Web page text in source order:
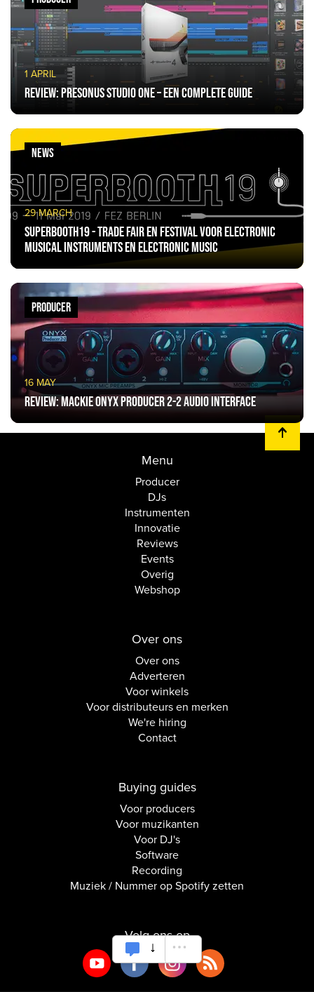
1 APRIL
Review: PreSonus Studio One – een complete guide
29 MARCH
SuperBooth19 - Trade fair en festival voor electronic
musical instruments en electronic music
NEWS
16 MAY
Review: Mackie Onyx Producer 2-2 Audio Interface
PRODUCER
Menu
Producer
DJs
Instrumenten
Innovatie
Reviews
Events
Overig
Webshop
Over ons
Over ons
Adverteren
Voor winkels
Voor distributeurs en merken
We're hiring
Contact
Buying guides
Voor producers
Voor muzikanten
Voor DJ's
Software
Recording
Muziek / Nummer op Spotify zetten
Volg ons op